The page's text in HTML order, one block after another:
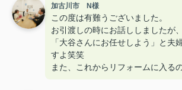
加古川市 N様
この度は有難うございました。
お引渡しの時にお話ししましたが
「大谷さんにお任せしよう」と夫
すよ笑笑
また、これからリフォームに入る